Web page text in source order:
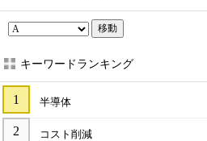
移動
キーワードランキング
半導体
コスト削減